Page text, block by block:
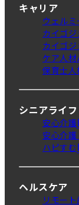
キャリア
ウェル
カイゴ
カイゴ
ケア人材
保育士人
シニアライフ
安心介護
安心介
ハピすむ
ヘルスケア
リモー